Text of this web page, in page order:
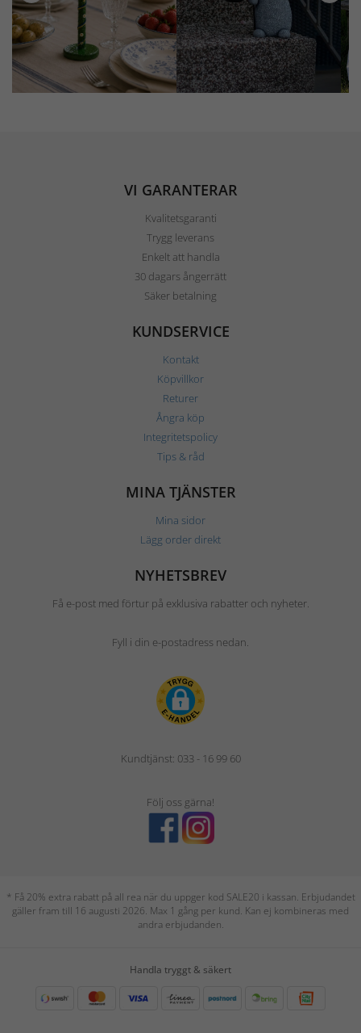
VI GARANTERAR
Kvalitetsgaranti
Trygg leverans
Enkelt att handla
30 dagars ångerrätt
Säker betalning
KUNDSERVICE
Kontakt
Köpvillkor
Returer
Ångra köp
Integritetspolicy
Tips & råd
MINA TJÄNSTER
Mina sidor
Lägg order direkt
NYHETSBREV
Få e-post med förtur på exklusiva rabatter och nyheter.
Fyll i din e-postadress nedan.
Kundtjänst: 033 - 16 99 60
Följ oss gärna!
* Få 20% extra rabatt på all rea när du uppger kod SALE20 i kassan. Erbjudandet
gäller fram till 16 augusti 2026. Max 1 gång per kund. Kan ej kombineras med
andra erbjudanden.
Handla tryggt & säkert